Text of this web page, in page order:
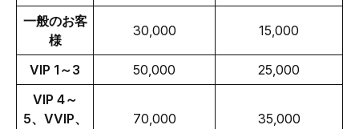
一般のお客
様
30,000 15,000
VIP 1～3 50,000
25,000
VIP 4～
5、VVIP、
70,000 35,000